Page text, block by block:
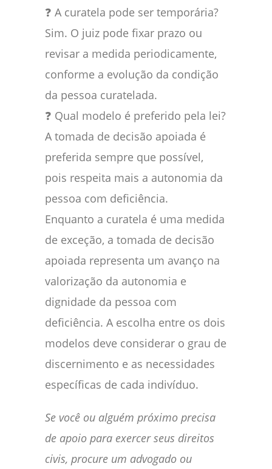
❓ A curatela pode ser temporária?
Sim. O juiz pode fixar prazo ou
revisar a medida periodicamente,
conforme a evolução da condição
da pessoa curatelada.
❓ Qual modelo é preferido pela lei?
A tomada de decisão apoiada é
preferida sempre que possível,
pois respeita mais a autonomia da
pessoa com deficiência.
Enquanto a curatela é uma medida
de exceção, a tomada de decisão
apoiada representa um avanço na
valorização da autonomia e
dignidade da pessoa com
deficiência. A escolha entre os dois
modelos deve considerar o grau de
discernimento e as necessidades
específicas de cada indivíduo.
Se você ou alguém próximo precisa
de apoio para exercer seus direitos
civis, procure um advogado ou